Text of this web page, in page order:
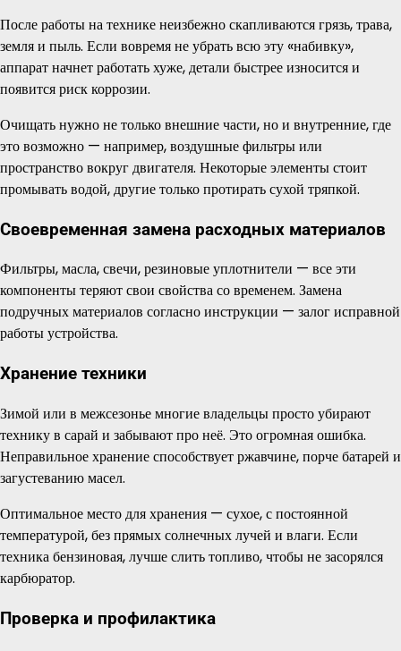
После работы на технике неизбежно скапливаются грязь, трава,
земля и пыль. Если вовремя не убрать всю эту «набивку»,
аппарат начнет работать хуже, детали быстрее износится и
появится риск коррозии.
Очищать нужно не только внешние части, но и внутренние, где
это возможно — например, воздушные фильтры или
пространство вокруг двигателя. Некоторые элементы стоит
промывать водой, другие только протирать сухой тряпкой.
Своевременная замена расходных материалов
Фильтры, масла, свечи, резиновые уплотнители — все эти
компоненты теряют свои свойства со временем. Замена
подручных материалов согласно инструкции — залог исправной
работы устройства.
Хранение техники
Зимой или в межсезонье многие владельцы просто убирают
технику в сарай и забывают про неё. Это огромная ошибка.
Неправильное хранение способствует ржавчине, порче батарей и
загустеванию масел.
Оптимальное место для хранения — сухое, с постоянной
температурой, без прямых солнечных лучей и влаги. Если
техника бензиновая, лучше слить топливо, чтобы не засорялся
карбюратор.
Проверка и профилактика